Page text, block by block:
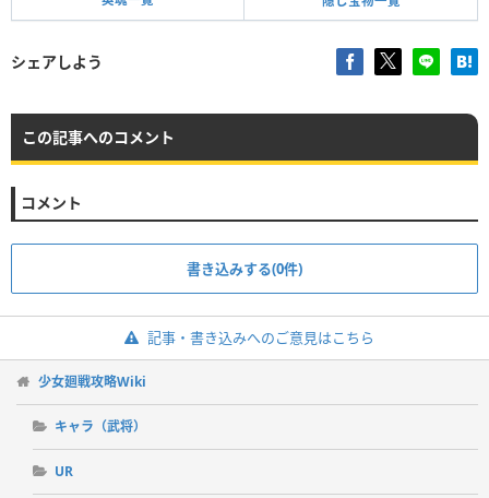
シェアしよう
この記事へのコメント
コメント
書き込みする(0件)
記事・書き込みへのご意見はこちら
少女廻戦攻略Wiki
キャラ（武将）
UR